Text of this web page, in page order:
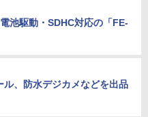
池駆動・SDHC対応の「FE-
ル、防水デジカメなどを出品